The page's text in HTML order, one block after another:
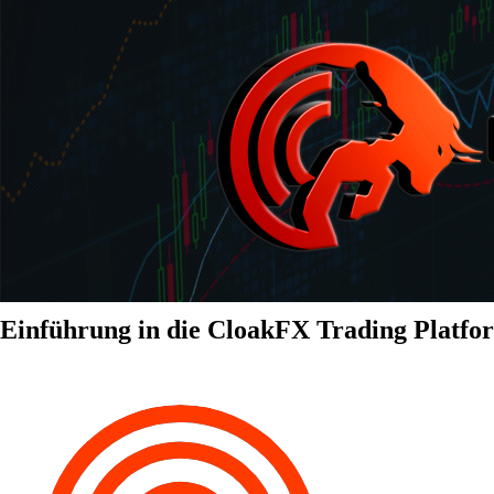
Einführung in die CloakFX Trading